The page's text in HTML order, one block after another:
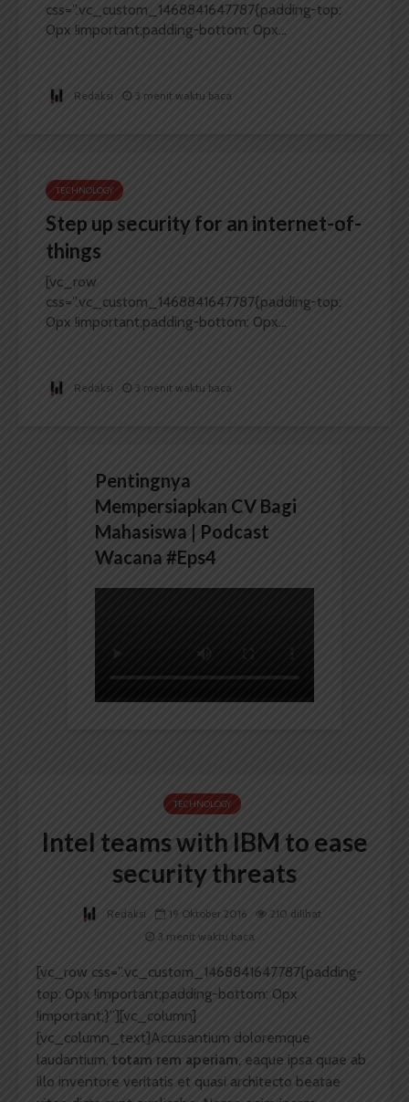
css=”.vc_custom_1468841647787{padding-top:
0px !important;padding-bottom: 0px...
Redaksi 3 menit waktu baca
TECHNOLOGY
Step up security for an internet-of-
things
[vc_row
css=”.vc_custom_1468841647787{padding-top:
0px !important;padding-bottom: 0px...
Redaksi 3 menit waktu baca
Pentingnya
Mempersiapkan CV Bagi
Mahasiswa | Podcast
Wacana #Eps4
TECHNOLOGY
Intel teams with IBM to ease
security threats
Redaksi 19 Oktober 2016
210 dilihat
3 menit waktu baca
[vc_row css=”.vc_custom_1468841647787{padding-
top: 0px !important;padding-bottom: 0px
!important;}”][vc_column]
[vc_column_text]Accusantium doloremque
laudantium, totam rem aperiam, eaque ipsa quae ab
illo inventore veritatis et quasi architecto beatae